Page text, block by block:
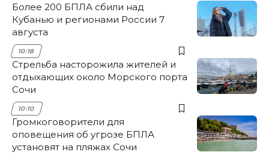
Более 200 БПЛА сбили над
Кубанью и регионами России 7
августа
10:18
Стрельба насторожила жителей и
отдыхающих около Морского порта
Сочи
10:10
Громкоговорители для
оповещения об угрозе БПЛА
установят на пляжах Сочи